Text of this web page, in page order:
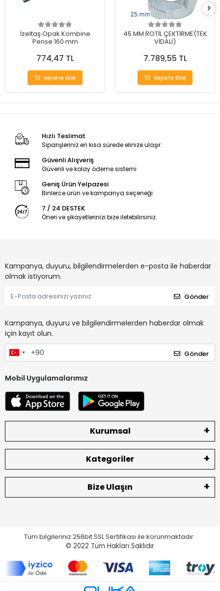
İzeltaş Opak Kombine
Pense 160 mm
774,47 TL
Sepete Ekle
45 MM ROTİL ÇEKTİRME(TEK
VİDALI)
7.789,55 TL
Sepete Ekle
Hızlı Teslimat
Siparişleriniz en kısa sürede elinize ulaşır.
Güvenli Alışveriş
Güvenli ve kolay ödeme sistemi
Geniş Ürün Yelpazesi
Binlerce ürün ve kampanya seçeneği
7 / 24 DESTEK
Öneri ve şikayetlerinizi bize iletebilirsiniz.
Kampanya, duyuru, bilgilendirmelerden e-posta ile haberdar
olmak istiyorum.
Gönder
Kampanya, duyuru ve bilgilendirmelerden haberdar olmak
için kayıt olun.
Gönder
Mobil Uygulamalarımız
Kurumsal
Kategoriler
Bize Ulaşın
Tüm bilgileriniz 256bit SSL Sertifikası ile korunmaktadır.
© 2022 Tüm Hakları Saklıdır